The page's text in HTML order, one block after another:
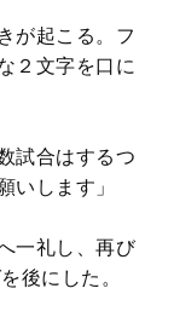
が起こる。フ
２文字を口に
試合はするつ
いします」
一礼し、再び
後にした。